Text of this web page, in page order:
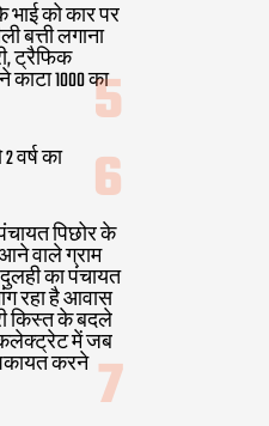
को कार पर
बत्ती लगाना
ट्रैफिक
काटा 1000 का
वर्ष का
पिछोर के
वाले ग्राम
का पंचायत
रहा है आवास
किस्त के बदले
कलेक्ट्रेट में जब
करने